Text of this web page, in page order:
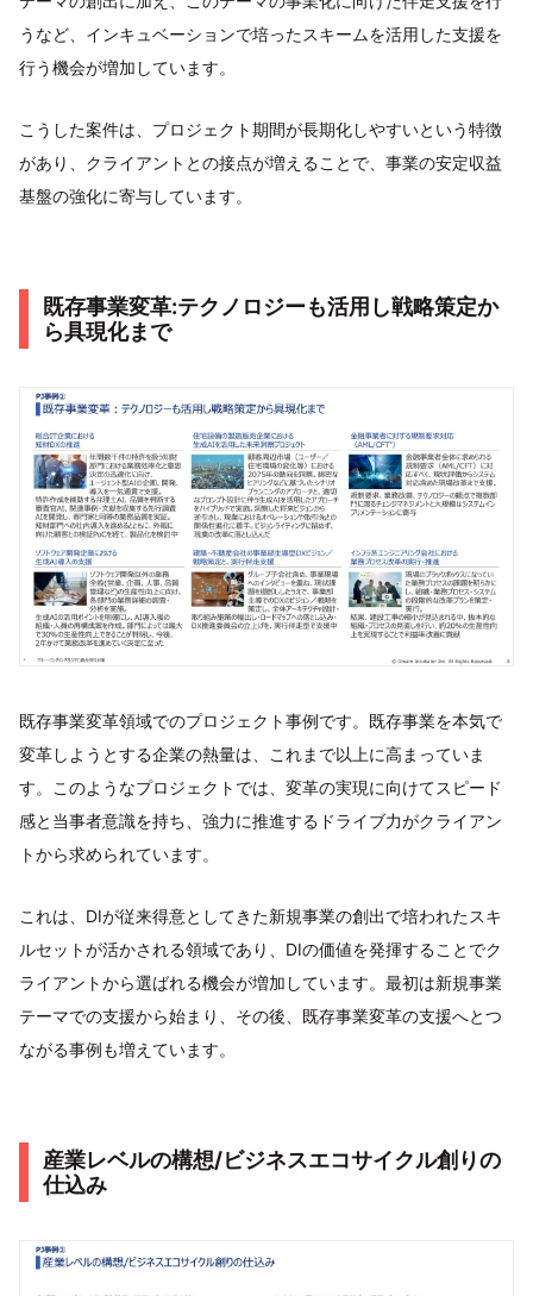
うなど、インキュベーションで培ったスキームを活用した支援を
行う機会が増加しています。
こうした案件は、プロジェクト期間が長期化しやすいという特徴
があり、クライアントとの接点が増えることで、事業の安定収益
基盤の強化に寄与しています。
既存事業変革:テクノロジーも活用し戦略策定か
ら具現化まで
既存事業変革領域でのプロジェクト事例です。既存事業を本気で
変革しようとする企業の熱量は、これまで以上に高まっていま
す。このようなプロジェクトでは、変革の実現に向けてスピード
感と当事者意識を持ち、強力に推進するドライブ力がクライアン
トから求められています。
これは、DIが従来得意としてきた新規事業の創出で培われたスキ
ルセットが活かされる領域であり、DIの価値を発揮することでク
ライアントから選ばれる機会が増加しています。最初は新規事業
テーマでの支援から始まり、その後、既存事業変革の支援へとつ
ながる事例も増えています。
産業レベルの構想/ビジネスエコサイクル創りの
仕込み